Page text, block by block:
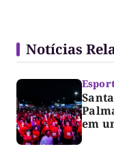
Notícias
em